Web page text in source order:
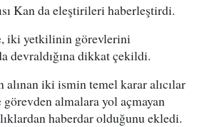
Kan da eleştirileri haberleştirdi.
iki yetkilinin görevlerini
devraldığına dikkat çekildi.
iki ismin temel karar alıcılar
görevden almalara yol açmayan
haberdar olduğunu ekledi.